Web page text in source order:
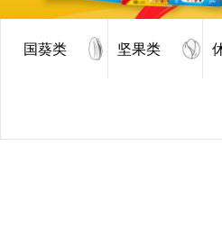
国葵类 坚果类